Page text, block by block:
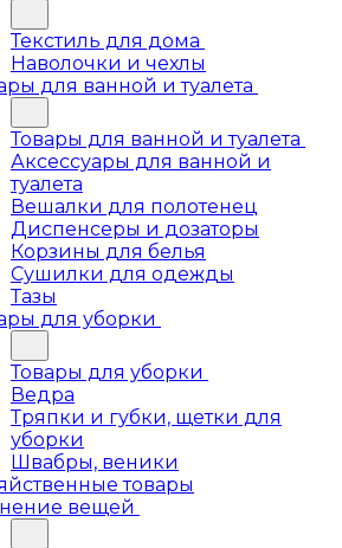
Текстиль для дома
Наволочки и чехлы
для ванной и туалета
Товары для ванной и туалета
Аксессуары для ванной и
туалета
Вешалки для полотенец
Диспенсеры и дозаторы
Корзины для белья
Сушилки для одежды
Тазы
для уборки
Товары для уборки
Ведра
Тряпки и губки, щетки для
уборки
Швабры, веники
товары
вещей